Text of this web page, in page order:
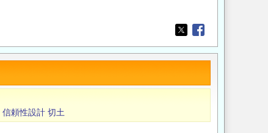
Opens in a new
Opens in a new
信頼性設計 切土